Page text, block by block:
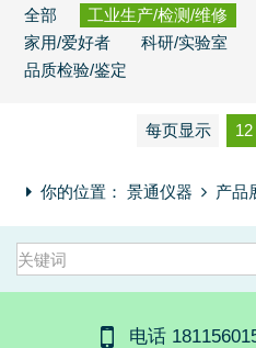
全部 工业生产/检测/维修
家用/爱好者
科研/实验室
品质检验/鉴定
每页显示 12
你的位置： 景通仪器 产品
电话